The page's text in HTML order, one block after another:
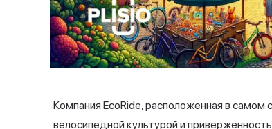
Компания EcoRide, расположенная в
велосипедной культурой и